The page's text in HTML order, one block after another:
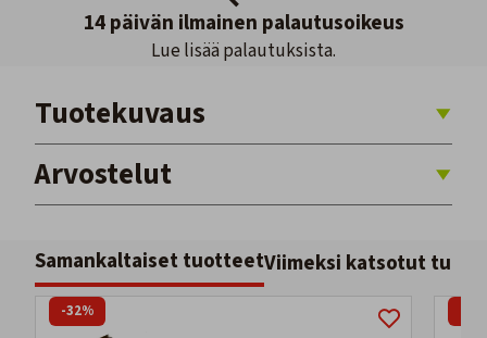
14 päivän ilmainen palautusoikeus
Lue lisää palautuksista.
Tuotekuvaus
Arvostelut
Samankaltaiset tuotteetViimeksi katsotut
-32%